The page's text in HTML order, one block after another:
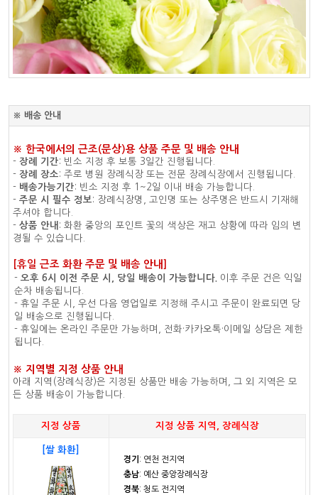
※ 배송 안내
※ 한국에서의 근조(문상)용 상품 주문 및 배송 안내
- 장례 기간: 빈소 지정 후 보통 3일간 진행됩니다.
- 장례 장소: 주로 병원 장례식장 또는 전문 장례식장에서 진행됩니다.
- 배송가능기간: 빈소 지정 후 1~2일 이내 배송 가능합니다.
- 주문 시 필수 정보: 장례식장명, 고인명 또는 상주명은 반드시 기재해
주셔야 합니다.
- 상품 안내 : 화환 중앙의 포인트 꽃의 색상은 재고 상황에 따라 임의 변
경될 수 있습니다.
[휴일 근조 화환 주문 및 배송 안내]
- 오후 6시 이전 주문 시, 당일 배송이 가능합니다.
이후 주문 건은 익일
순차 배송됩니다.
- 휴일 주문 시, 우선 다음 영업일로 지정해 주시고 주문이 완료되면 당
일 배송으로 진행됩니다.
- 휴일에는 온라인 주문만 가능하며, 전화·카카오톡·이메일 상담은 제한
됩니다.
※ 지역별 지정 상품 안내
아래 지역(장례식장)은 지정된 상품만 배송 가능하며, 그 외 지역은 모
든 상품 배송이 가능합니다.
지정 상품 지정 상품 지역, 장례식장
[쌀 화환]
경기 : 연천 전지역
충남: 예산 중앙장례식장
경북: 청도 전지역